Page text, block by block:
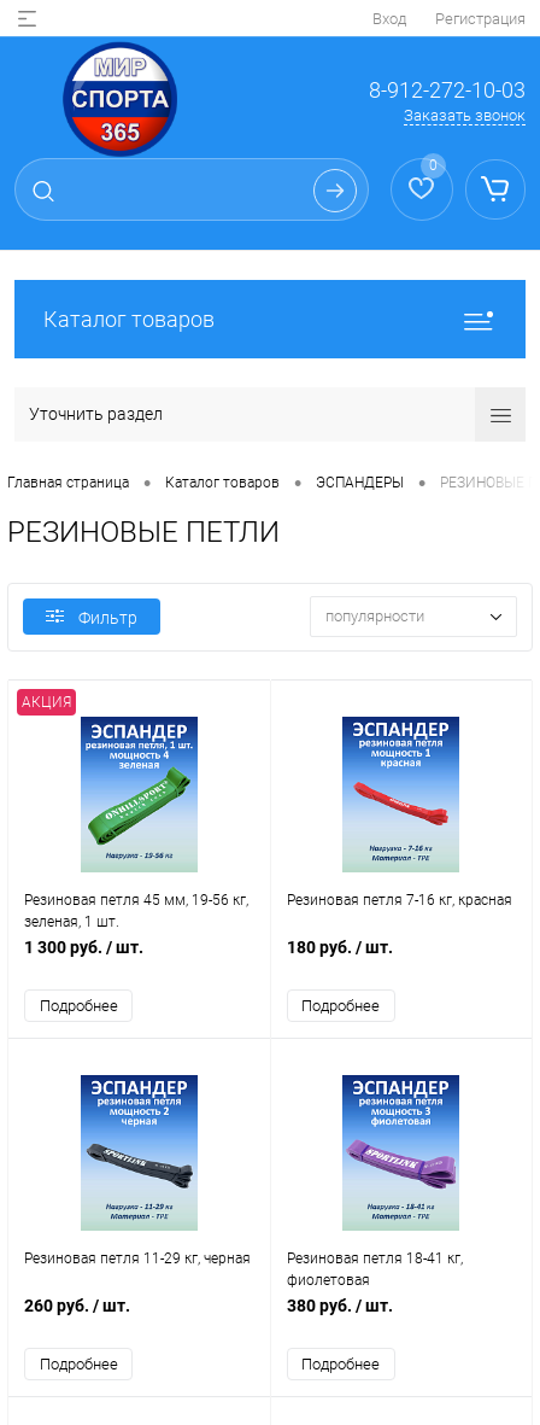
Вход Регистрация
8-912-272-10-03
Заказать звонок
0
Каталог товаров
Уточнить раздел
Главная страница • Каталог товаров • ЭСПАНДЕРЫ • РЕЗИНОВЫЕ
РЕЗИНОВЫЕ ПЕТЛИ
Фильтр популярности
АКЦИЯ
Резиновая петля 45 мм, 19-56 кг,
зеленая, 1 шт.
1 300 руб. / шт.
Подробнее
Резиновая петля 7-16 кг, красная
180 руб. / шт.
Подробнее
Резиновая петля 11-29 кг, черная
260 руб. / шт.
Подробнее
Резиновая петля 18-41 кг,
фиолетовая
380 руб. / шт.
Подробнее